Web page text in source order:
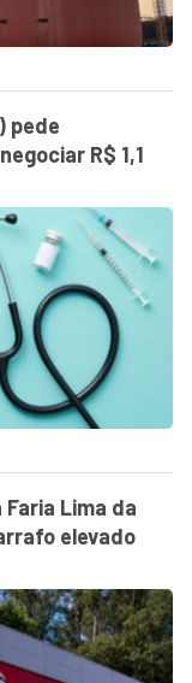
pede
R$ 1,1
Lima da
elevado